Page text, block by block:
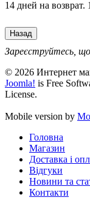
14 дней на
Зареєструйтесь,
© 2026 Интернет
Joomla! is Free
License.
Mobile version by
Головна
Магазин
Доставка і
Відгуки
Новини та
Контакти